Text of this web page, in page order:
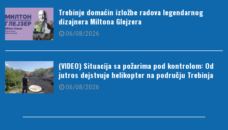
Trebinje domaćin izložbe radova legendarnog
dizajnera Miltona Glejzera
06/08/2026
(VIDEO) Situacija sa požarima pod kontrolom: Od
jutros dejstvuje helikopter na području Trebinja
06/08/2026